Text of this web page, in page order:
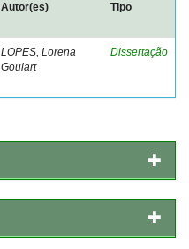
Autor(es) Tipo
LOPES, Lorena
Goulart
Dissertação